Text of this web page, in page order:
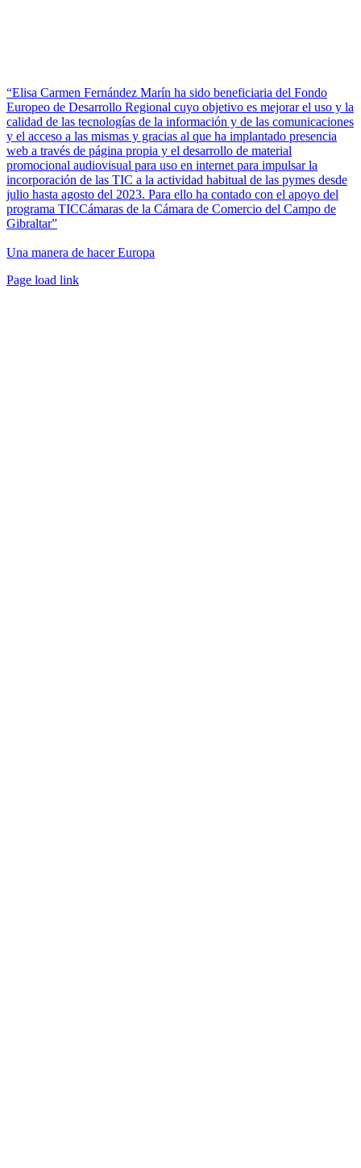
“Elisa Carmen Fernández Marín ha sido beneficiaria del Fondo
Europeo de Desarrollo Regional cuyo objetivo es mejorar el uso y la
calidad de las tecnologías de la información y de las comunicaciones
y el acceso a las mismas y gracias al que ha implantado presencia
web a través de página propia y el desarrollo de material
promocional audiovisual para uso en internet para impulsar la
incorporación de las TIC a la actividad habitual de las pymes desde
julio hasta agosto del 2023. Para ello ha contado con el apoyo del
programa TICCámaras de la Cámara de Comercio del Campo de
Gibraltar”
Una manera de hacer Europa
Facebook
Twitter
Instagram
Pinterest
Page load link